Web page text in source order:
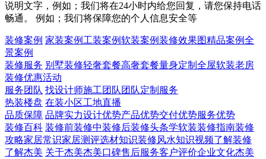
说明文字，例如；我们将在24小时内给您回复，请您保持电话
畅通。 例如；我们将保障您的个人信息安全等
装修案例 家装案例 工装案例软装案例装修效果图精品案例全
景案例
装修服务 别墅装修轻奢套餐高奢套餐量身定制 全屋软装老房
装修优惠活动
服务团队 找设计师施工团队 团队定制服务
热装楼盘 在装小区工地直播
品质保障 品牌实力设计优势产品优势交付优势服务优势
装修百科 装修前装修中装修后装修头条学软装装修指南装修
攻略家居常识家居测评选材知识装修风水知识视频了解装修
了解杰美 关于杰美杰美口碑售后服务客户评价企业文化杰美